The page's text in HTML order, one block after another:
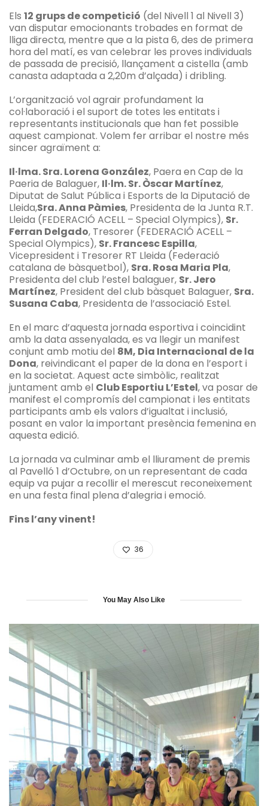
Els 12 grups de competició (del Nivell 1 al Nivell 3)
van disputar emocionants trobades en format de
lliga directa, mentre que a la pista 6, des de primera
hora del matí, es van celebrar les proves individuals
de passada de precisió, llançament a cistella (amb
canasta adaptada a 2,20m d’alçada) i dribling.
L’organització vol agrair profundament la
col·laboració i el suport de totes les entitats i
representants institucionals que han fet possible
aquest campionat. Volem fer arribar el nostre més
sincer agraïment a:
Il·lma. Sra. Lorena González, Paera en Cap de la
Paeria de Balaguer, Il·lm. Sr. Òscar Martínez,
Diputat de Salut Pública i Esports de la Diputació de
Lleida,Sra. Anna Pàmies, Presidenta de la Junta R.T.
Lleida (FEDERACIÓ ACELL – Special Olympics), Sr.
Ferran Delgado, Tresorer (FEDERACIÓ ACELL –
Special Olympics), Sr. Francesc Espilla,
Vicepresident i Tresorer RT Lleida (Federació
catalana de bàsquetbol), Sra. Rosa Maria Pla,
Presidenta del club l’estel balaguer, Sr. Jero
Martínez, President del club bàsquet Balaguer, Sra.
Susana Caba, Presidenta de l’associació Estel.
En el marc d’aquesta jornada esportiva i coincidint
amb la data assenyalada, es va llegir un manifest
conjunt amb motiu del 8M, Dia Internacional de la
Dona, reivindicant el paper de la dona en l’esport i
en la societat. Aquest acte simbòlic, realitzat
juntament amb el Club Esportiu L’Estel, va posar de
manifest el compromís del campionat i les entitats
participants amb els valors d’igualtat i inclusió,
posant en valor la important presència femenina en
aquesta edició.
La jornada va culminar amb el lliurament de premis
al Pavelló 1 d’Octubre, on un representant de cada
equip va pujar a recollir el merescut reconeixement
en una festa final plena d’alegria i emoció.
Fins l’any vinent!
36
You May Also Like